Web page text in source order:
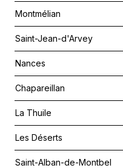
Montmélian
Saint-Jean-d'Arvey
Nances
Chapareillan
La Thuile
Les Déserts
Saint-Alban-de-Montbel